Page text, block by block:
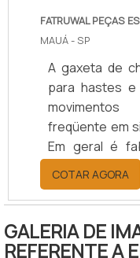
FATRUWAL PEÇAS
MAUÁ - SP
A gaxeta de
para hastes
freqüente em
Em geral é
Viton, e
a redução de
rayon
empresa
são
COTAR AGORA
GALERIA DE
REFERENTE A